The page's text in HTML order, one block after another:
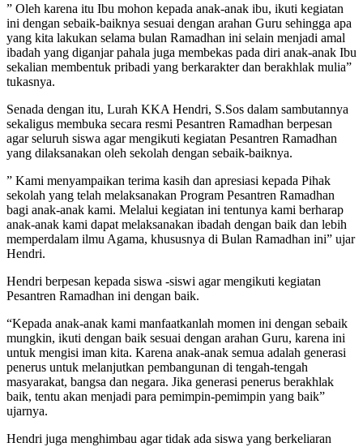
” Oleh karena itu Ibu mohon kepada anak-anak ibu, ikuti kegiatan
ini dengan sebaik-baiknya sesuai dengan arahan Guru sehingga apa
yang kita lakukan selama bulan Ramadhan ini selain menjadi amal
ibadah yang diganjar pahala juga membekas pada diri anak-anak Ibu
sekalian membentuk pribadi yang berkarakter dan berakhlak mulia”
tukasnya.
Senada dengan itu, Lurah KKA Hendri, S.Sos dalam sambutannya
sekaligus membuka secara resmi Pesantren Ramadhan berpesan
agar seluruh siswa agar mengikuti kegiatan Pesantren Ramadhan
yang dilaksanakan oleh sekolah dengan sebaik-baiknya.
” Kami menyampaikan terima kasih dan apresiasi kepada Pihak
sekolah yang telah melaksanakan Program Pesantren Ramadhan
bagi anak-anak kami. Melalui kegiatan ini tentunya kami berharap
anak-anak kami dapat melaksanakan ibadah dengan baik dan lebih
memperdalam ilmu Agama, khususnya di Bulan Ramadhan ini” ujar
Hendri.
Hendri berpesan kepada siswa -siswi agar mengikuti kegiatan
Pesantren Ramadhan ini dengan baik.
“Kepada anak-anak kami manfaatkanlah momen ini dengan sebaik
mungkin, ikuti dengan baik sesuai dengan arahan Guru, karena ini
untuk mengisi iman kita. Karena anak-anak semua adalah generasi
penerus untuk melanjutkan pembangunan di tengah-tengah
masyarakat, bangsa dan negara. Jika generasi penerus berakhlak
baik, tentu akan menjadi para pemimpin-pemimpin yang baik”
ujarnya.
Hendri juga menghimbau agar tidak ada siswa yang berkeliaran